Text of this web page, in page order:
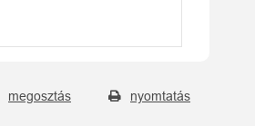
megosztás nyomtatás